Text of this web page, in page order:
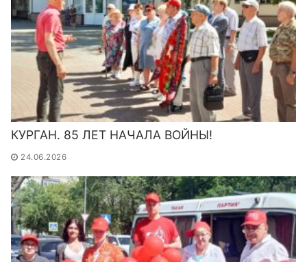
КУРГАН. 85 ЛЕТ НАЧАЛА ВОЙНЫ!
24.06.2026